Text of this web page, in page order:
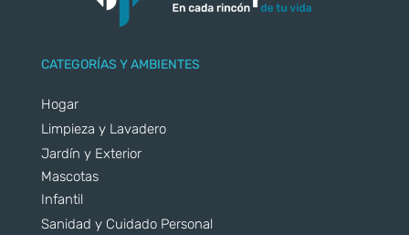
CATEGORÍAS Y AMBIENTES
Hogar
Limpieza y Lavadero
Jardín y Exterior
Mascotas
Infantil
Sanidad y Cuidado Personal